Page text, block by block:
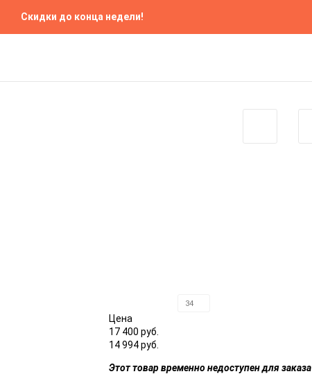
Скидки до конца недели!
Контакты
34
Цена
17 400 руб.
14 994 руб.
Этот товар временно недоступен для заказа